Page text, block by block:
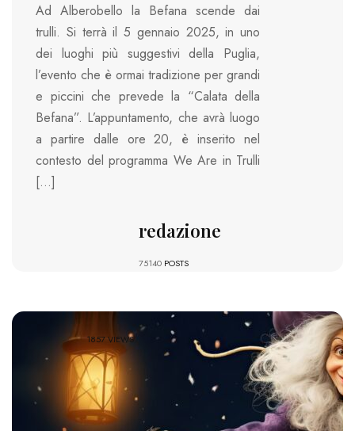
Ad Alberobello la Befana scende dai
trulli. Si terrà il 5 gennaio 2025, in uno
dei luoghi più suggestivi della Puglia,
l’evento che è ormai tradizione per grandi
e piccini che prevede la “Calata della
Befana”. L’appuntamento, che avrà luogo
a partire dalle ore 20, è inserito nel
contesto del programma We Are in Trulli
[…]
redazione
75140 POSTS
1857 VIEWS